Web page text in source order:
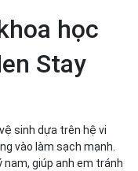
học
Stay
sinh dựa trên hệ vi
vào làm sạch mạnh.
giúp anh em tránh